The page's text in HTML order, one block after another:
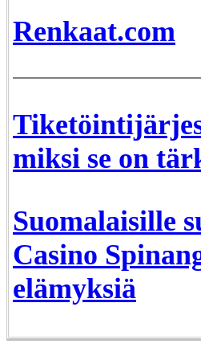
Renkaat.com
miksi se on
Suomalaisille
Casino
elämyksiä